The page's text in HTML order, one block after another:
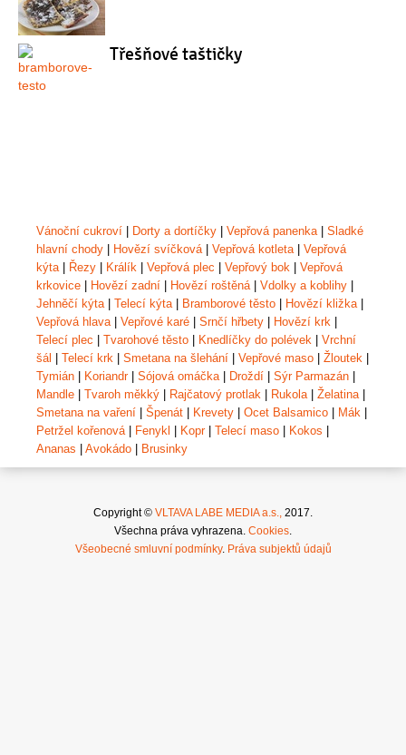
Třešňové taštičky
Vánoční cukroví Dorty a dortíčky Vepřová panenka| Sladké
hlavní chody
Hovězí svíčková| Vepřová kotleta| Vepřová
kýta| Řezy Králík Vepřová plec Vepřový bok
Vepřová
krkovice
Hovězí zadní Hovězí roštěná| Vdolky a koblihy
Jehněčí kýta| Telecí kýta| Bramborové těsto Hovězí kližka|
Vepřová hlava| Vepřové karé Srnčí hřbety Hovězí krk
Telecí plec
Tvarohové těsto Knedlíčky do polévek
Vrchní
šál
Telecí krk Smetana na šlehání Vepřové maso Žloutek
Tymián
Koriandr| Sójová omáčka| Droždí Sýr Parmazán
Mandle
Tvaroh měkký Rajčatový protlak Rukola| Želatina|
Smetana na vaření
Špenát Krevety Ocet Balsamico Mák
Petržel kořenová| Fenykl Kopr| Telecí maso Kokos
Ananas
Avokádo Brusinky
Copyright © VLTAVA LABE MEDIA a.s., 2017.
Všechna práva vyhrazena. Cookies.
Všeobecné smluvní podmínky. Práva subjektů údajů